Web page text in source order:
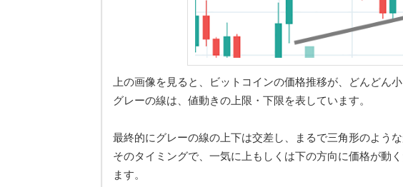
上の画像を見ると、ビットコインの価格推移が、どんどん
グレーの線は、値動きの上限・下限を表しています。
最終的にグレーの線の上下は交差し、まるで三角形のような
そのタイミングで、一気に上もしくは下の方向に価格が動
ます。